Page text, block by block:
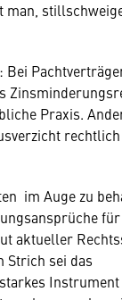
Bei
Praxis.
im Auge zu
aktueller
Strich sei das